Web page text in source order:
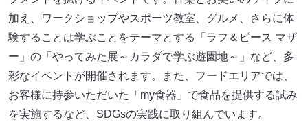
加え、ワークショップやスポーツ教室、グルメ、さらに体
験することは学ぶことをテーマとする「ラフ＆ピース マザ
ー」の「やってみた展～カラダで学ぶ遊園地～」など、多
彩なイベントが開催されます。また、フードエリアでは、
お客様に持参いただいた「my食器」で食品を提供する試み
を実施するなど、SDGsの実践に取り組んでいます。